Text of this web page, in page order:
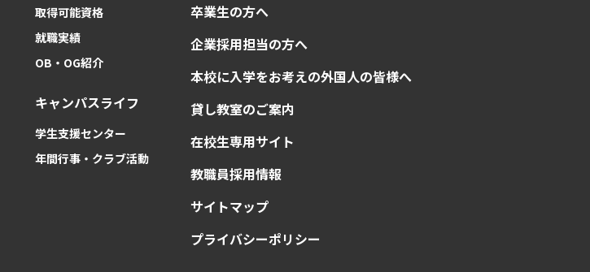
取得可能資格
就職実績
OB・OG紹介
キャンパスライフ
学生支援センター
年間行事・クラブ活動
卒業生の方へ
企業採用担当の方へ
本校に入学をお考えの外国人の皆様へ
貸し教室のご案内
在校生専用サイト
教職員採用情報
サイトマップ
プライバシーポリシー